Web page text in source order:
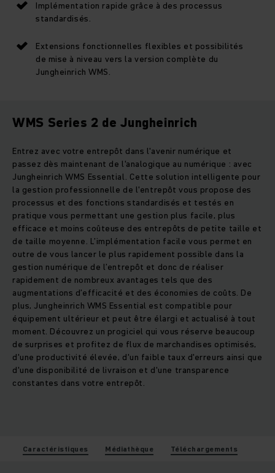
Implémentation rapide grâce à des processus
standardisés.
Extensions fonctionnelles flexibles et possibilités
de mise à niveau vers la version complète du
Jungheinrich WMS.
WMS Series 2 de Jungheinrich
Entrez avec votre entrepôt dans l'avenir numérique et
passez dès maintenant de l'analogique au numérique : avec
Jungheinrich WMS Essential. Cette solution intelligente pour
la gestion professionnelle de l'entrepôt vous propose des
processus et des fonctions standardisés et testés en
pratique vous permettant une gestion plus facile, plus
efficace et moins coûteuse des entrepôts de petite taille et
de taille moyenne. L’implémentation facile vous permet en
outre de vous lancer le plus rapidement possible dans la
gestion numérique de l’entrepôt et donc de réaliser
rapidement de nombreux avantages tels que des
augmentations d’efficacité et des économies de coûts. De
plus, Jungheinrich WMS Essential est compatible pour
équipement ultérieur et peut être élargi et actualisé à tout
moment. Découvrez un progiciel qui vous réserve beaucoup
de surprises et profitez de flux de marchandises optimisés,
d'une productivité élevée, d'un faible taux d'erreurs ainsi que
d'une disponibilité de livraison et d'une transparence
constantes dans votre entrepôt.
Caractéristiques Médiathèque Téléchargements